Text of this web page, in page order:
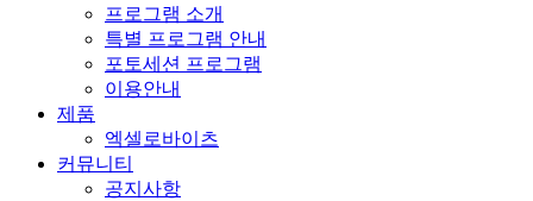
프로그램 소개
특별 프로그램 안내
포토세션 프로그램
이용안내
제품
엑셀로바이츠
커뮤니티
공지사항